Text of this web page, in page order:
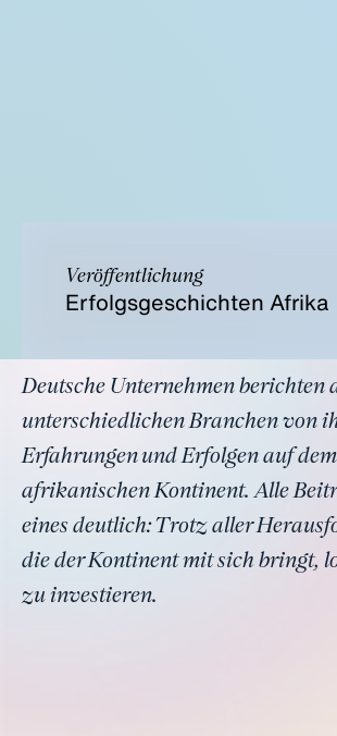
Veröffentlichung
Erfolgsgeschichten Afrika
Deutsche Unternehmen berichten
unterschiedlichen Branchen von
Erfahrungen und Erfolgen auf dem
afrikanischen Kontinent. Alle
eines deutlich: Trotz aller
die der Kontinent mit sich bringt,
zu investieren.